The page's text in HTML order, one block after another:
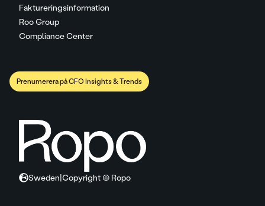
Faktureringsinformation
Roo Group
Compliance Center
Prenumerera på CFO Insights & Trends
Sweden Copyright © Ropo